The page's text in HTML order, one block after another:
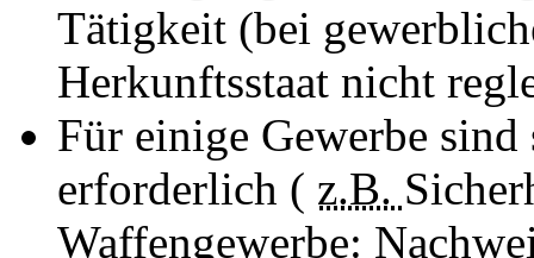
Tätigkeit (bei
Herkunftsstaat nicht
Für einige Gewerbe
erforderlich ( z.B.
Waffengewerbe: